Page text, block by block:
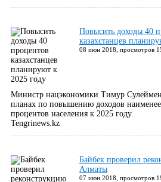
Повысить доходы 40
казахстанцев
08 июн 2018, просмотров
Министр нацэкономики Тимур
планах по повышению доходов
процентов населения к 2025 году.
Tengrinews.kz
Байбек проверил
Алматы
07 июн 2018, просмотров